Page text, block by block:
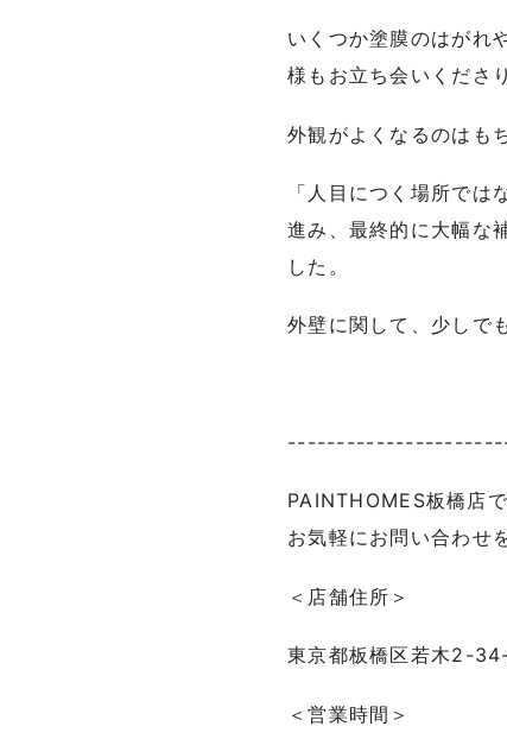
いくつか塗膜のはがれ
様もお立ち会いくださ
外観がよくなるのはも
「人目につく場所で
進み、最終的に大幅な
した。
外壁に関して、少しで
PAINTHOMES板橋店
お気軽にお問い合わせ
＜店舗住所＞
東京都板橋区若木2-
＜営業時間＞